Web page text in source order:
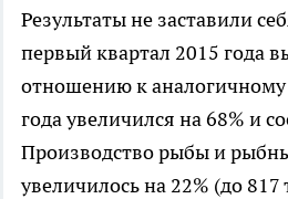
Результаты не заставили
первый квартал 2015 года
отношению к
года увеличился на 68% и
Производство рыбы и
увеличилось на 22% (до